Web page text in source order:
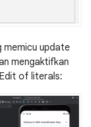
memicu update
mengaktifkan
of literals: